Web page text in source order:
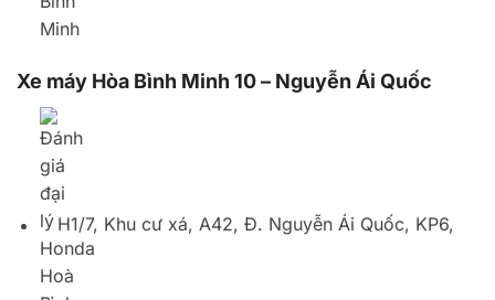
Thành phố Biên Hòa, Đồng Nai, Vietnam
02513680826